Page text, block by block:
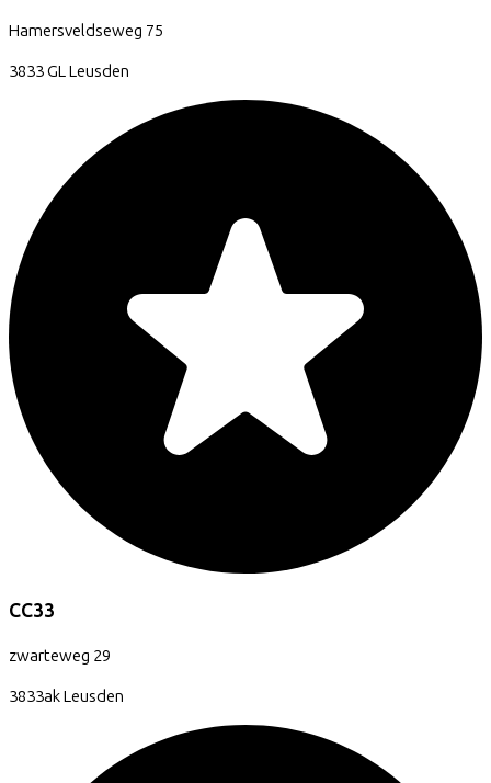
Hamersveldseweg 75
3833 GLLeusden
CC33
zwarteweg 29
3833akLeusden